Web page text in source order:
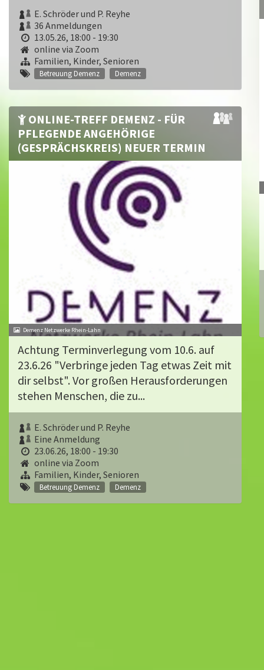
E. Schröder und P. Reyhe
36 Anmeldungen
13.05.26, 18:00 - 19:30
online via Zoom
Familien, Kinder, Senioren
Betreuung Demenz Demenz
ONLINE-TREFF DEMENZ - FÜR
PFLEGENDE ANGEHÖRIGE
(GESPRÄCHSKREIS) NEUER TERMIN
Demenz Netzwerke Rhein-Lahn
Achtung Terminverlegung vom 10.6. auf
23.6.26 "Verbringe jeden Tag etwas Zeit mit
dir selbst". Vor großen Herausforderungen
stehen Menschen, die zu...
E. Schröder und P. Reyhe
Eine Anmeldung
23.06.26, 18:00 - 19:30
online via Zoom
Familien, Kinder, Senioren
Betreuung Demenz Demenz